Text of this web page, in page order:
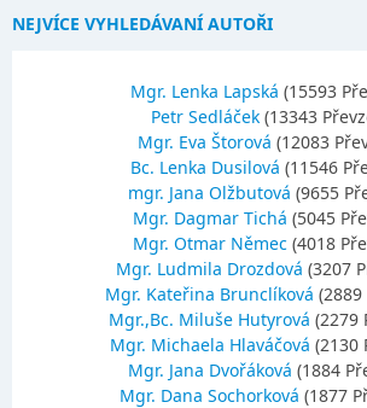
NEJVÍCE VYHLEDÁVANÍ AUTOŘI
Mgr. Lenka Lapská (15593
Petr Sedláček (13343
Mgr. Eva Štorová (12083
Bc. Lenka Dusilová (11546
mgr. Jana Olžbutová (9655
Mgr. Dagmar Tichá (5045
Mgr. Otmar Němec (4018
Mgr. Ludmila Drozdová (3207
Mgr. Kateřina Brunclíková
Mgr.,Bc. Miluše Hutyrová (2279
Mgr. Michaela Hlaváčová (2130
Mgr. Jana Dvořáková (1884
Mgr. Dana Sochorková (1877